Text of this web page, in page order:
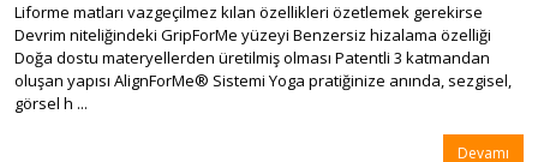
Liforme matları vazgeçilmez kılan özellikleri özetlemek gerekirse
Devrim niteliğindeki GripForMe yüzeyi Benzersiz hizalama özelliği
Doğa dostu materyellerden üretilmiş olması Patentli 3 katmandan
oluşan yapısı AlignForMe® Sistemi Yoga pratiğinize anında, sezgisel,
görsel h ...
Devamı